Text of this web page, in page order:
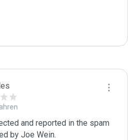
and reported in the spam
by Joe Wein.